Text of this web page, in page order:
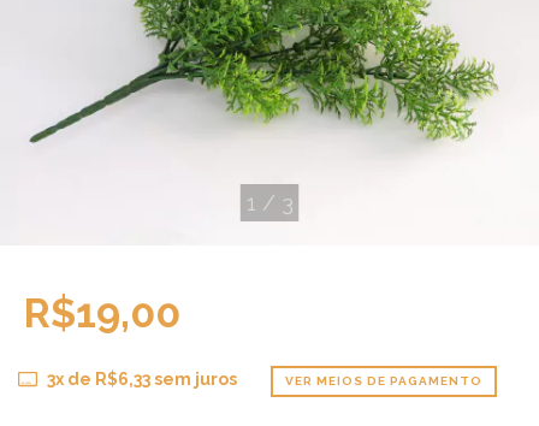
1 / 3
R$19,00
3x de R$6,33sem juros VER MEIOS DE PAGAMENTO